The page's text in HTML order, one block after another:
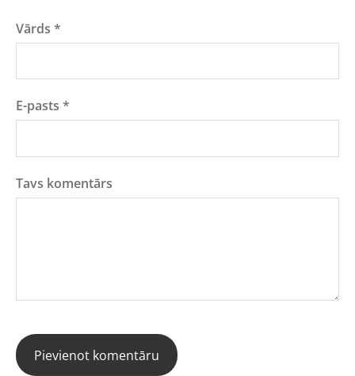
Vārds *
E-pasts *
Tavs komentārs